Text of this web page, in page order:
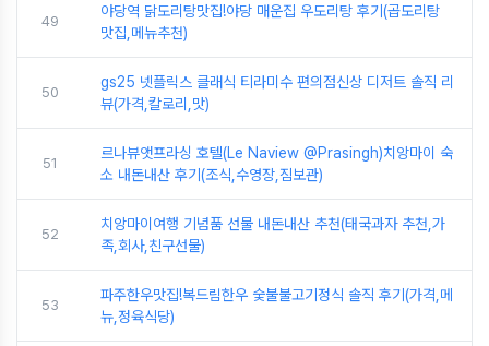
49
야당역 닭도리탕맛집!야당 매운집 우도리탕 후기(곱도리탕
맛집,메뉴추천)
50
gs25 넷플릭스 클래식 티라미수 편의점신상 디저트 솔직 리
뷰(가격,칼로리,맛)
51
르나뷰앳프라싱 호텔(Le Naview @Prasingh)치앙마이 숙
소 내돈내산 후기(조식,수영장,짐보관)
52
치앙마이여행 기념품 선물 내돈내산 추천(태국과자 추천,가
족,회사,친구선물)
53
파주한우맛집!복드림한우 숯불불고기정식 솔직 후기(가격,메
뉴,정육식당)